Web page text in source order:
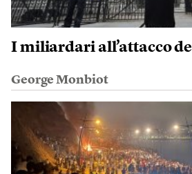
I miliardari all’attacco
George Monbiot